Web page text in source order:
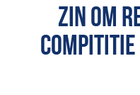
ZIN OM